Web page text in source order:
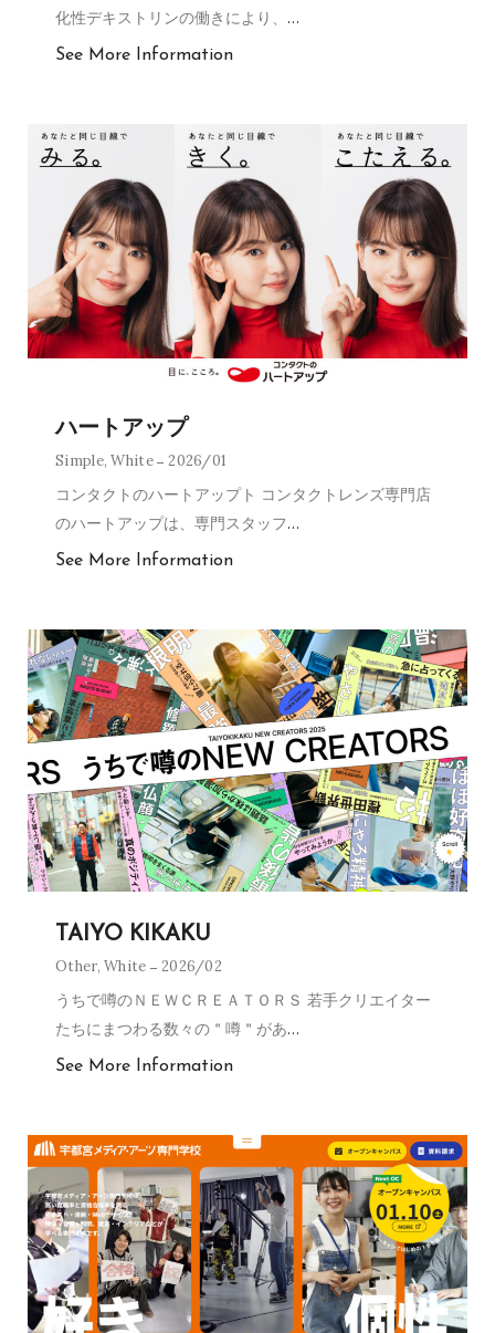
化性デキストリンの働きにより、 …
See More Information
ハートアップ
Simple,White 2026/01
コンタクトのハートアップト コンタクトレンズ専門店
のハートアップは、専門スタッフ…
See More Information
TAIYO KIKAKU
Other,White 2026/02
うちで噂のＮＥＷＣＲＥＡＴＯＲＳ 若手クリエイター
たちにまつわる数々の＂噂＂があ…
See More Information